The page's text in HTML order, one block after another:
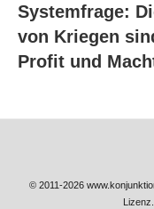
Systemfrage:
von Kriegen
Profit und
© 2011-2026